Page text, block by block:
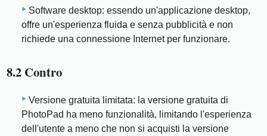
Software desktop: essendo un'applicazione desktop,
offre un'esperienza fluida e senza pubblicità e non
richiede una connessione Internet per funzionare.
8.2 Contro
Versione gratuita limitata: la versione gratuita di
PhotoPad ha meno funzionalità, limitando l'esperienza
dell'utente a meno che non si acquisti la versione